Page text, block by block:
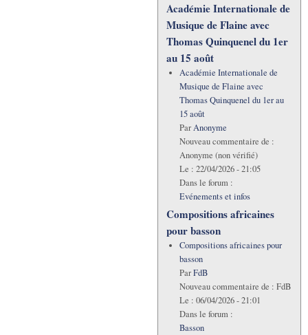
Académie Internationale de
Musique de Flaine avec
Thomas Quinquenel du 1er
au 15 août
Académie Internationale de
Musique de Flaine avec
Thomas Quinquenel du 1er au
15 août
ParAnonyme
Nouveau commentaire de :
Anonyme (non vérifié)
Le : 22/04/2026 - 21:05
Dans le forum :
Evénements et infos
Compositions africaines
pour basson
Compositions africaines pour
basson
ParFdB
Nouveau commentaire de : FdB
Le : 06/04/2026 - 21:01
Dans le forum :
Basson